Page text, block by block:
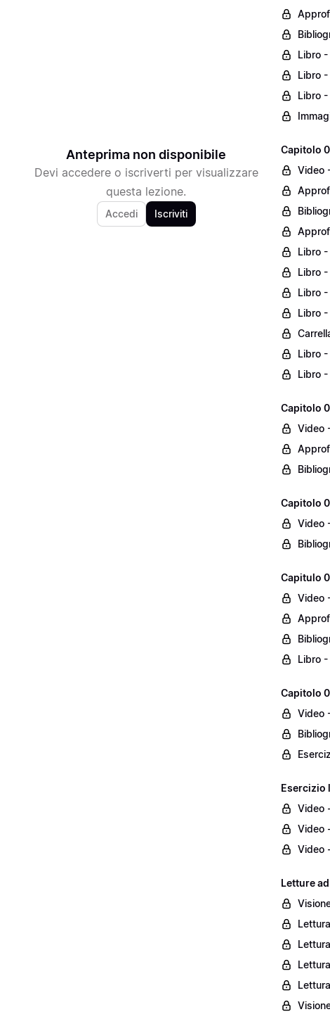
Anteprima non disponibile
Devi accedere o iscriverti per visualizzare
questa lezione.
Accedi Iscriviti
Libro
Libro
Libro
Capitolo
Video
Libro
Libro -
Libro
Libro
Libro
Libro
Capitolo
Video
Capitolo
Video
Capitulo
Video
Libro -
Capitolo
Video
Esercizio
Video
Video
Video
Letture